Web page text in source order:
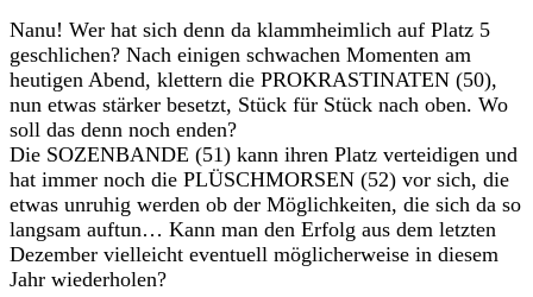
Nanu! Wer hat sich denn da klammheimlich auf Platz 5
geschlichen? Nach einigen schwachen Momenten am
heutigen Abend, klettern die PROKRASTINATEN (50),
nun etwas stärker besetzt, Stück für Stück nach oben. Wo
soll das denn noch enden?
Die SOZENBANDE (51) kann ihren Platz verteidigen und
hat immer noch die PLÜSCHMORSEN (52) vor sich, die
etwas unruhig werden ob der Möglichkeiten, die sich da so
langsam auftun… Kann man den Erfolg aus dem letzten
Dezember vielleicht eventuell möglicherweise in diesem
Jahr wiederholen?